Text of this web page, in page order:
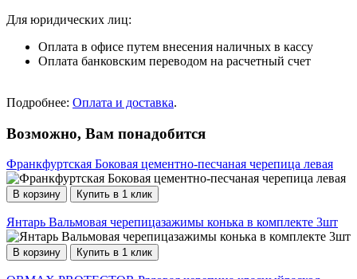
Для юридических лиц:
Оплата в офисе путем внесения наличных в кассу
Оплата банковским переводом на расчетный счет
Подробнее: Оплата и доставка.
Возможно, Вам понадобится
Франкфуртская Боковая цементно-песчаная черепица левая
В корзину Купить в 1 клик
Янтарь Вальмовая черепицазажимы конька в комплекте 3шт
В корзину Купить в 1 клик